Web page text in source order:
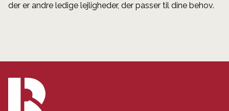
der er andre ledige lejligheder, der passer til dine behov.